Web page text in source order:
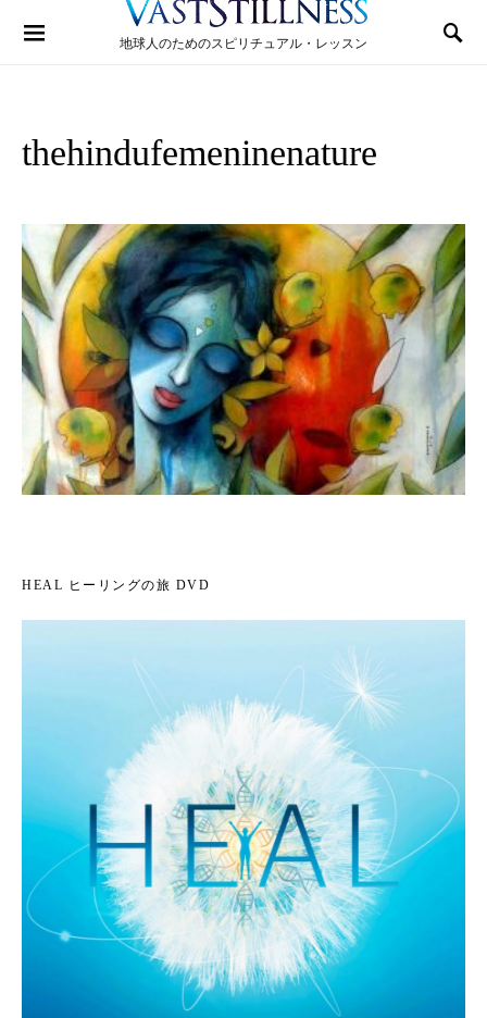
地球人のためのスピリチュアル・レッスン
Search for:
thehindufemeninenature
HEAL ヒーリングの旅 DVD